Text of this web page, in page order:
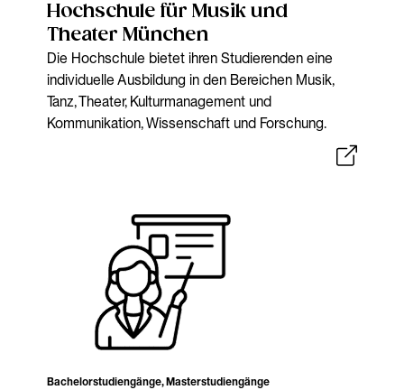
Hochschule für Musik und
Theater München
Die Hochschule bietet ihren Studierenden eine
individuelle Ausbildung in den Bereichen Musik,
Tanz, Theater, Kulturmanagement und
Kommunikation, Wissenschaft und Forschung.
Bachelorstudiengänge, Masterstudiengänge